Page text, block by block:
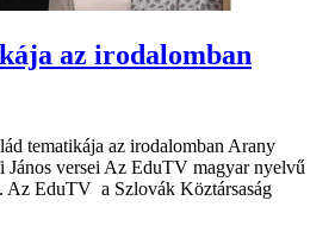
az irodalomban
tematikája az irodalomban Arany
János versei Az EduTV magyar nyelvű
Az EduTV a Szlovák Köztársaság